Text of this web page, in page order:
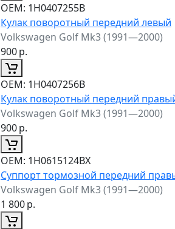
ОЕМ: 1H0407255B
Кулак поворотный передний левый
Volkswagen Golf Mk3 (1991—2000)
900р.
ОЕМ: 1H0407256B
Кулак поворотный передний
Volkswagen Golf Mk3 (1991—2000)
900р.
ОЕМ: 1H0615124BX
Суппорт тормозной передний
Volkswagen Golf Mk3 (1991—2000)
1 800р.